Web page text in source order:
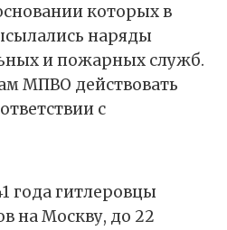
которых в
наряды
и пожарных служб.
МПВО действовать
с
года гитлеровцы
на Москву, до 22